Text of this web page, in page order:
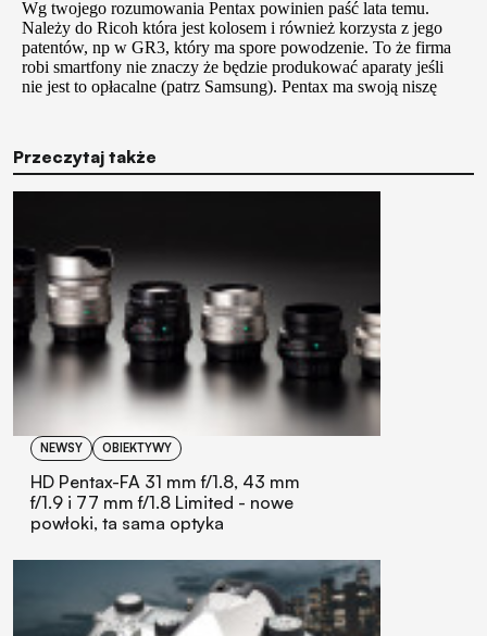
Przeczytaj także
NEWSY OBIEKTYWY
HD Pentax-FA 31 mm f/1.8, 43 mm
f/1.9 i 77 mm f/1.8 Limited - nowe
powłoki, ta sama optyka